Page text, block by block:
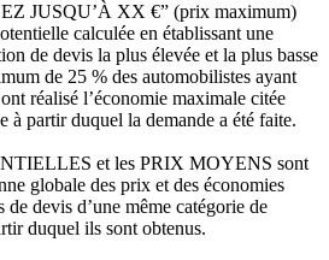
JUSQU’À XX €” (prix maximum)
calculée en établissant une
de devis la plus élevée et la plus basse
de 25 % des automobilistes ayant
réalisé l’économie maximale citée
à partir duquel la demande a été faite.
et les PRIX MOYENS sont
globale des prix et des économies
de devis d’une même catégorie de
duquel ils sont obtenus.